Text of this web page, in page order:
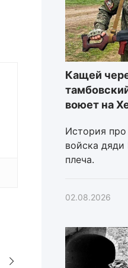
Кащей
воюет на
История
войска дяди
плеча.
02.08.2026